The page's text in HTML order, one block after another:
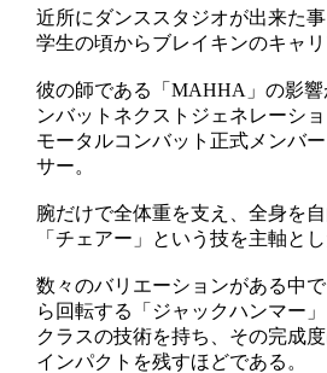
近所にダンススタジオが出来た
学生の頃からブレイキンのキャリ
彼の師である「MAHHA」の影
ンバットネクストジェネレーシ
モータルコンバット正式メンバ
サー。
腕だけで全体重を支え、全身を
「チェアー」という技を主軸と
数々のバリエーションがある中
ら回転する「ジャックハンマー
クラスの技術を持ち、その完成
インパクトを残すほどである。